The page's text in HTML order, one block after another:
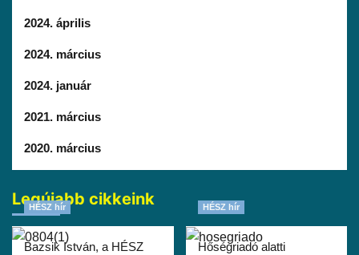
2024. április
2024. március
2024. január
2021. március
2020. március
Legújabb cikkeink
HÉSZ hír
Bazsik István, a HÉSZ
HÉSZ hír
Hőségriadó alatti